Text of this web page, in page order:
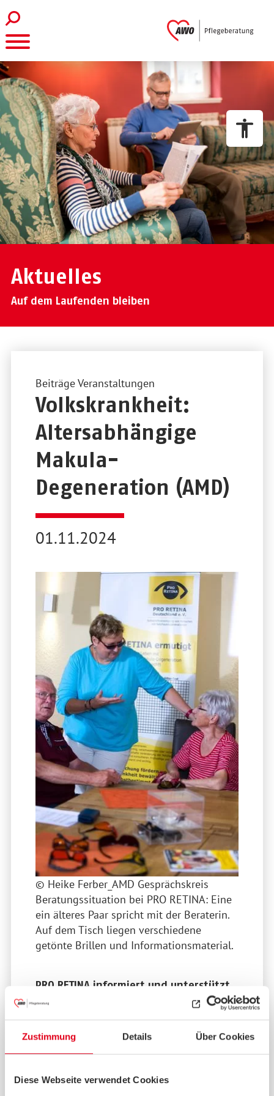
Zustimmung Details Über Cookies
Diese Webseite verwendet Cookies
Aktuelles
Auf dem Laufenden bleiben
Beiträge Veranstaltungen
Volkskrankheit:
Altersabhängige
Makula-
Degeneration (AMD)
01.11.2024
© Heike Ferber_AMD Gesprächskreis
Beratungssituation bei PRO RETINA: Eine
ein älteres Paar spricht mit der Beraterin.
Auf dem Tisch liegen verschiedene
getönte Brillen und Informationsmaterial.
PRO RETINA informiert und unterstützt.
Altersabhängigen Makula-Degeneration
(AMD). Sie verlieren Fähigkeiten zu lesen
oder Gesichter zu erkennen. Bei der